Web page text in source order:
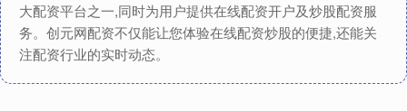
大配资平台之一,同时为用户提供在线配资开户及炒股配资服
务。创元网配资不仅能让您体验在线配资炒股的便捷,还能关
注配资行业的实时动态。